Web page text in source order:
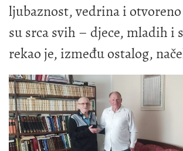
ljubaznost, vedrina i
su srca svih – djece, mladih i
rekao je, između ostalog,